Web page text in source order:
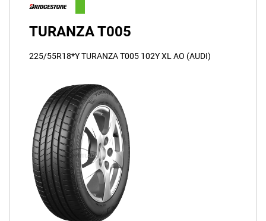
TURANZA T005
225/55R18*Y TURANZA T005 102Y XL AO (AUDI)